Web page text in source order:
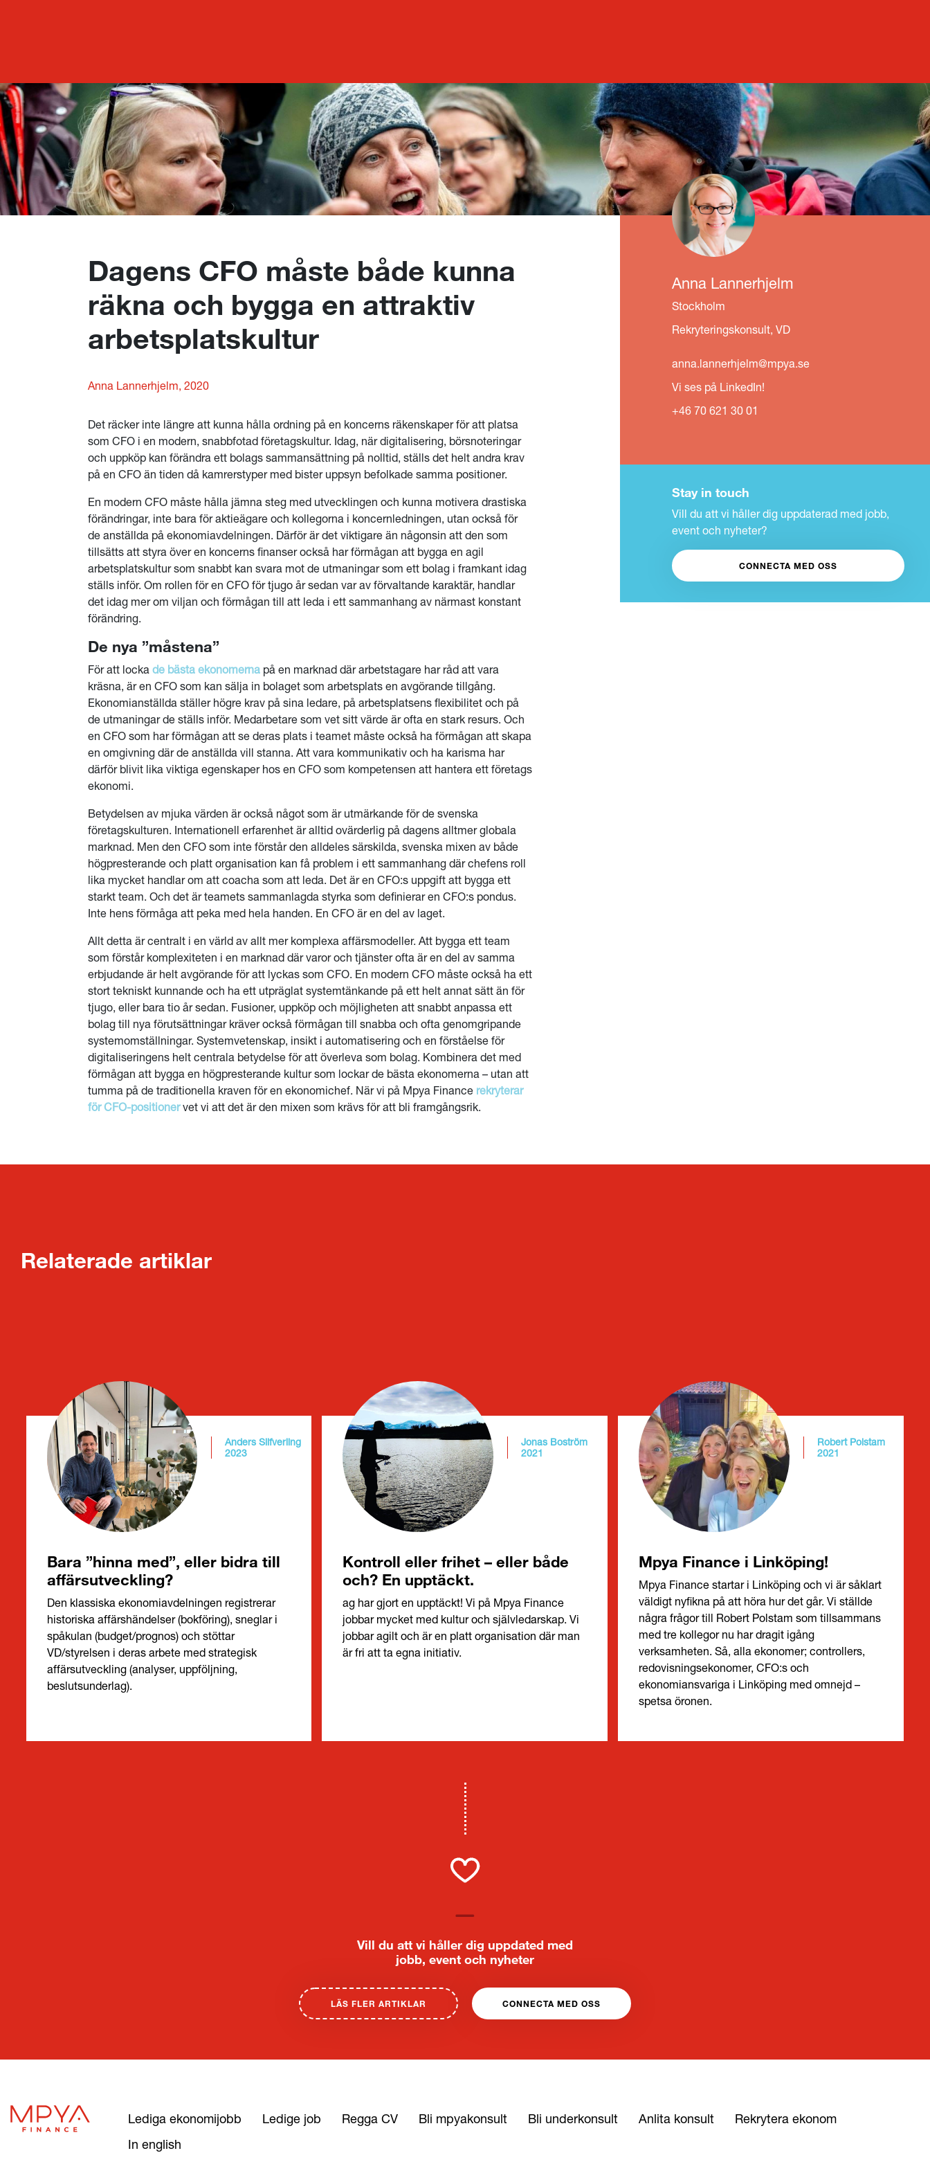
Dagens CFO måste både kunna
räkna och bygga en attraktiv
arbetsplatskultur
Anna Lannerhjelm, 2020
Det räcker inte längre att kunna hålla ordning på en koncerns räkenskaper för att platsa
som CFO i en modern, snabbfotad företagskultur. Idag, när digitalisering, börsnoteringar
och uppköp kan förändra ett bolags sammansättning på nolltid, ställs det helt andra krav
på en CFO än tiden då kamrerstyper med bister uppsyn befolkade samma positioner.
En modern CFO måste hålla jämna steg med utvecklingen och kunna motivera drastiska
förändringar, inte bara för aktieägare och kollegorna i koncernledningen, utan också för
de anställda på ekonomiavdelningen. Därför är det viktigare än någonsin att den som
tillsätts att styra över en koncerns finanser också har förmågan att bygga en agil
arbetsplatskultur som snabbt kan svara mot de utmaningar som ett bolag i framkant idag
ställs inför. Om rollen för en CFO för tjugo år sedan var av förvaltande karaktär, handlar
det idag mer om viljan och förmågan till att leda i ett sammanhang av närmast konstant
förändring.
De nya ”måstena”
För att locka de bästa ekonomerna på en marknad där arbetstagare har råd att vara
kräsna, är en CFO som kan sälja in bolaget som arbetsplats en avgörande tillgång.
Ekonomianställda ställer högre krav på sina ledare, på arbetsplatsens flexibilitet och på
de utmaningar de ställs inför. Medarbetare som vet sitt värde är ofta en stark resurs. Och
en CFO som har förmågan att se deras plats i teamet måste också ha förmågan att skapa
en omgivning där de anställda vill stanna. Att vara kommunikativ och ha karisma har
därför blivit lika viktiga egenskaper hos en CFO som kompetensen att hantera ett företags
ekonomi.
Betydelsen av mjuka värden är också något som är utmärkande för de svenska
företagskulturen. Internationell erfarenhet är alltid ovärderlig på dagens alltmer globala
marknad. Men den CFO som inte förstår den alldeles särskilda, svenska mixen av både
högpresterande och platt organisation kan få problem i ett sammanhang där chefens roll
lika mycket handlar om att coacha som att leda. Det är en CFO:s uppgift att bygga ett
starkt team. Och det är teamets sammanlagda styrka som definierar en CFO:s pondus.
Inte hens förmåga att peka med hela handen. En CFO är en del av laget.
Allt detta är centralt i en värld av allt mer komplexa affärsmodeller. Att bygga ett team
som förstår komplexiteten i en marknad där varor och tjänster ofta är en del av samma
erbjudande är helt avgörande för att lyckas som CFO. En modern CFO måste också ha ett
stort tekniskt kunnande och ha ett utpräglat systemtänkande på ett helt annat sätt än för
tjugo, eller bara tio år sedan. Fusioner, uppköp och möjligheten att snabbt anpassa ett
bolag till nya förutsättningar kräver också förmågan till snabba och ofta genomgripande
systemomställningar. Systemvetenskap, insikt i automatisering och en förståelse för
digitaliseringens helt centrala betydelse för att överleva som bolag. Kombinera det med
förmågan att bygga en högpresterande kultur som lockar de bästa ekonomerna – utan att
tumma på de traditionella kraven för en ekonomichef. När vi på Mpya Finance rekryterar
för CFO-positionervet vi att det är den mixen som krävs för att bli framgångsrik.
Anna Lannerhjelm
Stockholm
Rekryteringskonsult, VD
anna.lannerhjelm@mpya.se
Vi ses på LinkedIn!
+46 70 621 30 01
Stay in touch
Vill du att vi håller dig uppdaterad med jobb,
event och nyheter?
CONNECTA MED OSS
Relaterade artiklar
Anders Silfverling
2023
Bara ”hinna med”, eller bidra till
affärsutveckling?
Den klassiska ekonomiavdelningen registrerar
historiska affärshändelser (bokföring), sneglar i
spåkulan (budget/prognos) och stöttar
VD/styrelsen i deras arbete med strategisk
affärsutveckling (analyser, uppföljning,
beslutsunderlag).
Jonas Boström
2021
Kontroll eller frihet – eller både
och? En upptäckt.
ag har gjort en upptäckt! Vi på Mpya Finance
jobbar mycket med kultur och självledarskap. Vi
jobbar agilt och är en platt organisation där man
är fri att ta egna initiativ.
Robert Polstam
2021
Mpya Finance i Linköping!
Mpya Finance startar i Linköping och vi är såklart
väldigt nyfikna på att höra hur det går. Vi ställde
några frågor till Robert Polstam som tillsammans
med tre kollegor nu har dragit igång
verksamheten. Så, alla ekonomer; controllers,
redovisningsekonomer, CFO:s och
ekonomiansvariga i Linköping med omnejd –
spetsa öronen.
Vill du att vi håller dig uppdated med
jobb, event och nyheter
LÄS FLER ARTIKLAR CONNECTA MED OSS
Lediga ekonomijobb Ledige job Regga CV Bli mpyakonsult Bli underkonsult Anlita konsult
Rekrytera ekonom
In english